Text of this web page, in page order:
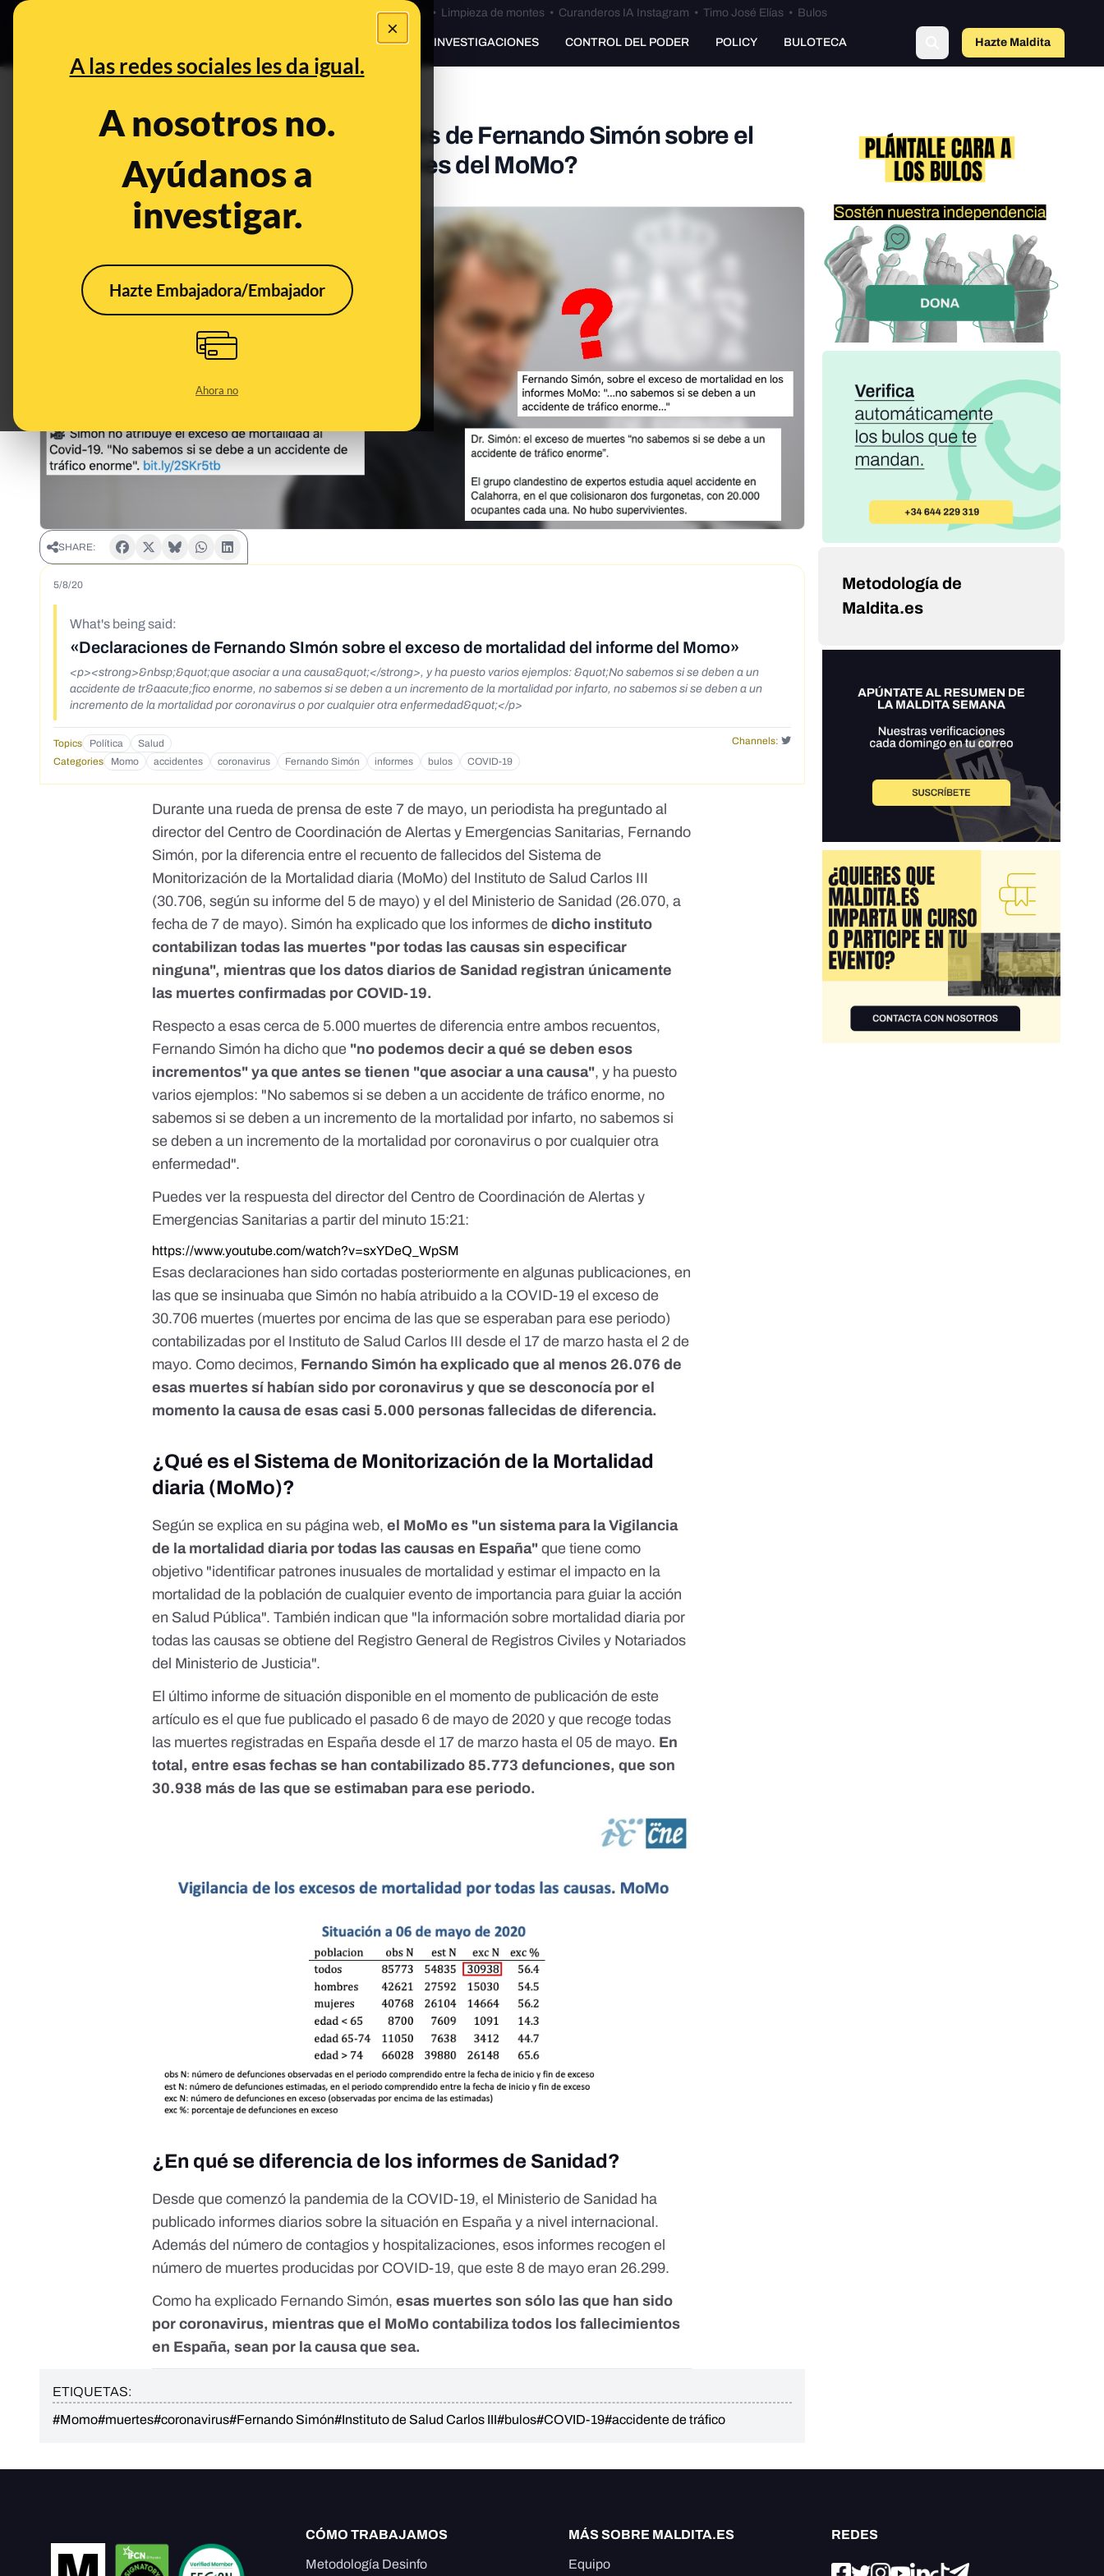
×
A las redes sociales les da igual.
A nosotros no.
Ayúdanos a
investigar.
Hazte Embajadora/Embajador
Ahora no
Bulos Ceuta • Limpieza de montes• Curanderos IA Instagram • Timo José Elías• Bulos
PREBUNKING INVESTIGACIONES CONTROL DEL PODER POLICY BULOTECA Hazte Maldito
a
¿Qué sabemos de las declaraciones de Fernando Simón sobre el
exceso de mortalidad en los informes del MoMo?
May 8, 2020, 11:31:22 AM
SHARE:
5/8/20
What's being said:
«Declaraciones de Fernando SImón sobre el exceso de mortalidad del informe del Momo»
<p><strong>&nbsp;&quot;que asociar a una causa&quot;</strong>, y ha puesto varios ejemplos: &quot;No sabemos si se deben a un
accidente de tr&aacute;fico enorme, no sabemos si se deben a un incremento de la mortalidad por infarto, no sabemos si se deben a un
incremento de la mortalidad por coronavirus o por cualquier otra enfermedad&quot;</p>
Topics Política Salud
Channels:
Categories
Momo accidentes coronavirus Fernando Simón informes bulos COVID-19
Durante una rueda de prensa de este 7 de mayo, un periodista ha preguntado al
director del Centro de Coordinación de Alertas y Emergencias Sanitarias, Fernando
Simón, por la diferencia entre el recuento de fallecidos del Sistema de
Monitorización de la Mortalidad diaria (MoMo) del Instituto de Salud Carlos III
(30.706,según su informe del 5 de mayo) y el del Ministerio de Sanidad (26.070, a
fecha de 7 de mayo). Simón ha explicado que los informes dedicho instituto
contabilizan todas las muertes "por todas las causas sin especificar
ninguna", mientras que los datos diarios de Sanidad registran únicamente
las muertes confirmadas por COVID-19.
Respecto a esas cerca de 5.000 muertes de diferencia entre ambos recuentos,
Fernando Simón ha dicho que "no podemos decir a qué se deben esos
incrementos" ya que antes se tienen "que asociar a una causa", y ha puesto
varios ejemplos: "No sabemos si se deben a un accidente de tráfico enorme, no
sabemos si se deben a un incremento de la mortalidad por infarto, no sabemos si
se deben a un incremento de la mortalidad por coronavirus o por cualquier otra
enfermedad".
Puedes ver la respuesta del director del Centro de Coordinación de Alertas y
Emergencias Sanitarias a partir del minuto 15:21:
https://www.youtube.com/watch?v=sxYDeQ_WpSM
Esas declaraciones han sido cortadas posteriormente en algunas publicaciones, en
las que se insinuaba que Simón no había atribuido a la COVID-19 el exceso de
30.706 muertes (muertes por encima de las que se esperaban para ese periodo)
contabilizadas por el Instituto de Salud Carlos III desde el 17 de marzo hasta el 2 de
mayo. Como decimos, Fernando Simón ha explicado que al menos 26.076 de
esas muertes sí habían sido por coronavirus y que se desconocía por el
momento la causa de esas casi 5.000 personas fallecidas de diferencia.
¿Qué es el Sistema de Monitorización de la Mortalidad
diaria (MoMo)?
Según se explicaen su página web, el MoMo es "un sistema para la Vigilancia
de la mortalidad diaria por todas las causas en España" que tiene como
objetivo "identificar patrones inusuales de mortalidad y estimar el impacto en la
mortalidad de la población de cualquier evento de importancia para guiar la acción
en Salud Pública".También indican que "la información sobre mortalidad diaria por
todas las causas se obtiene del Registro General de Registros Civiles y Notariados
del Ministerio de Justicia".
El último informe de situación disponible en el momento de publicación de este
artículo es el que fue publicado el pasado 6 de mayo de 2020 y que recoge todas
las muertes registradas en España desde el 17 de marzo hasta el 05 de mayo. En
total, entre esas fechas se han contabilizado 85.773 defunciones, que son
30.938 más de las que se estimaban para ese periodo.
¿En qué se diferencia de los informes de Sanidad?
Desde que comenzó la pandemia de la COVID-19, el Ministerio de Sanidad ha
publicado informes diarios sobre la situación en España y a nivel internacional.
Además del número de contagios y hospitalizaciones, esos informes recogen el
número de muertes producidas por COVID-19, queeste 8 de mayo eran 26.299.
Como ha explicado Fernando Simón, esas muertes son sólo las que han sido
por coronavirus, mientras que el MoMo contabiliza todos los fallecimientos
en España, sean por la causa que sea.
ETIQUETAS:
#Momo#muertes#coronavirus#Fernando Simón#Instituto de Salud Carlos III#bulos#COVID-19#accidente de tráfico
Metodología de
Maldita.es
CÓMO TRABAJAMOS
Metodología Desinfo
MÁS SOBRE MALDITA.ES
Equipo
REDES